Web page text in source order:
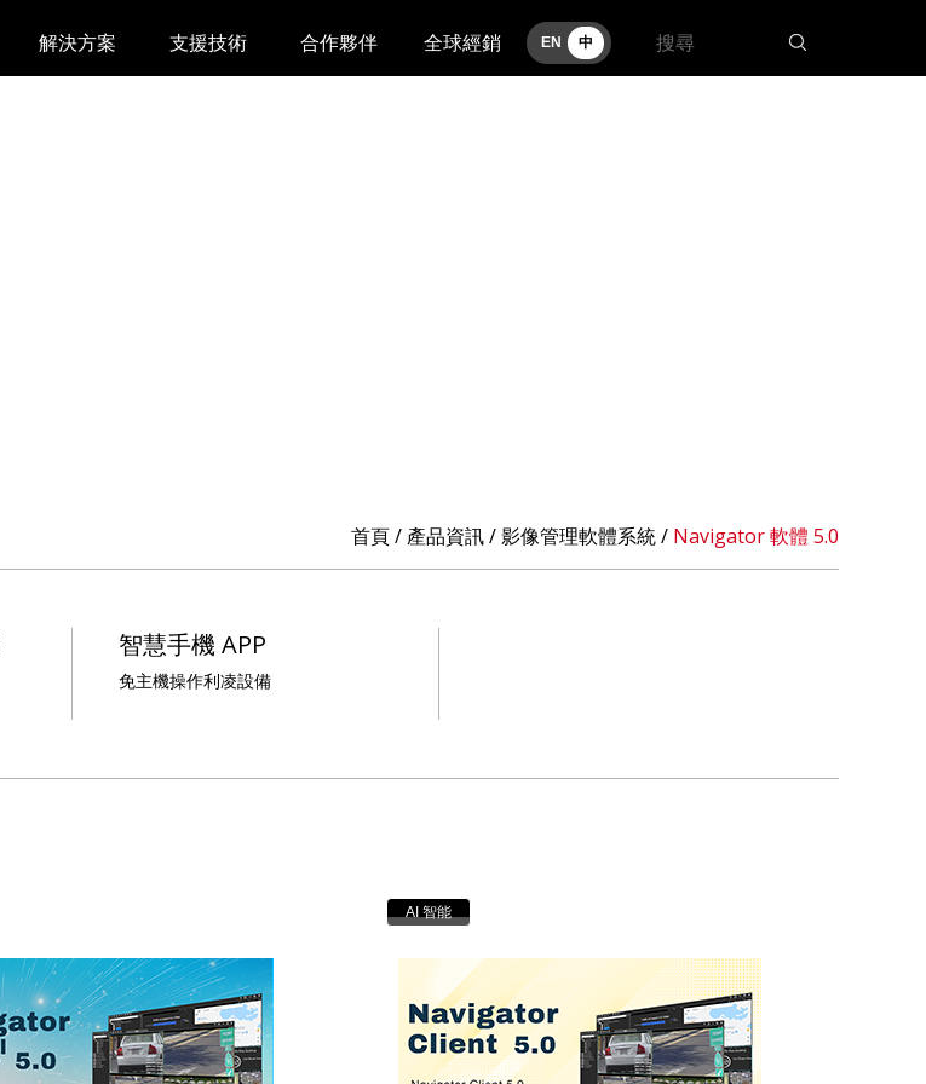
解決方案 支援技術 合作夥伴 全球經銷 EN 中
首頁/ 產品資訊/ 影像管理軟體系統 / Navigator 軟體 5.0
智慧手機 APP
免主機操作利凌設備
AI 智能